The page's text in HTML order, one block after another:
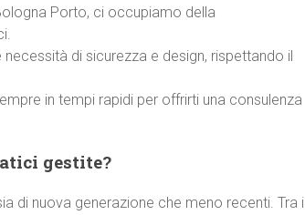
Porto, ci occupiamo della
di sicurezza e design, rispettando il
in tempi rapidi per offrirti una consulenza
gestite?
di nuova generazione che meno recenti. Tra i